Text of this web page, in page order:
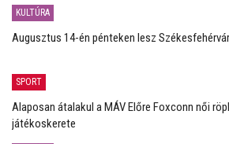
KULTÚRA
Augusztus 14-én pénteken lesz
SPORT
Alaposan átalakul a MÁV Előre Foxconn női
játékoskerete